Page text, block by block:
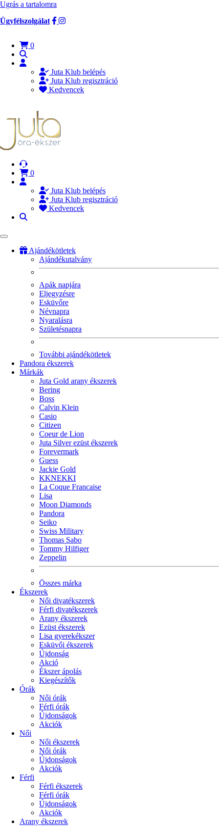
Ugrás a tartalomra
Ügyfélszolgálat
0
Juta Klub belépés
Juta Klub regisztráció
Kedvencek
0
Juta Klub belépés
Juta Klub regisztráció
Kedvencek
Ajándékötletek
Ajándékutalvány
Apák napjára
Eljegyzésre
Esküvőre
Névnapra
Nyaralásra
Születésnapra
További ajándékötletek
Pandora ékszerek
Márkák
Juta Gold arany ékszerek
Bering
Boss
Calvin Klein
Casio
Citizen
Coeur de Lion
Juta Silver ezüst ékszerek
Forevermark
Guess
Jackie Gold
KKNEKKI
La Coque Francaise
Lisa
Moon Diamonds
Pandora
Seiko
Swiss Military
Thomas Sabo
Tommy Hilfiger
Zeppelin
Összes márka
Ékszerek
Női divatékszerek
Férfi divatékszerek
Arany ékszerek
Ezüst ékszerek
Lisa gyerekékszer
Esküvői ékszerek
Újdonság
Akció
Ékszer ápolás
Kiegészítők
Órák
Női órák
Férfi órák
Újdonságok
Akciók
Női
Női ékszerek
Női órák
Újdonságok
Akciók
Férfi
Férfi ékszerek
Férfi órák
Újdonságok
Akciók
Arany ékszerek